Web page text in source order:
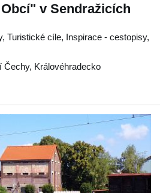
v Sendražicích
Turistické cíle, Inspirace - cestopisy,
Čechy, Královéhradecko